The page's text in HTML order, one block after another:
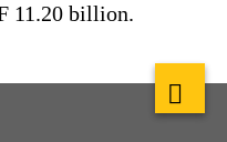
11.20 billion.